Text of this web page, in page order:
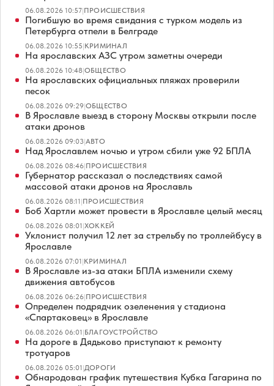
06.08.2026 10:57|ПРОИСШЕСТВИЯ
Погибшую во время свидания с турком модель из
Петербурга отпели в Белграде
06.08.2026 10:55|КРИМИНАЛ
На ярославских АЗС утром заметны очереди
06.08.2026 10:48|ОБЩЕСТВО
На ярославских официальных пляжах проверили
песок
06.08.2026 09:29|ОБЩЕСТВО
В Ярославле выезд в сторону Москвы открыли после
атаки дронов
06.08.2026 09:03|АВТО
Над Ярославлем ночью и утром сбили уже 92 БПЛА
06.08.2026 08:46|ПРОИСШЕСТВИЯ
Губернатор рассказал о последствиях самой
массовой атаки дронов на Ярославль
06.08.2026 08:11|ПРОИСШЕСТВИЯ
Боб Хартли может провести в Ярославле целый месяц
06.08.2026 08:01|ХОККЕЙ
Уклонист получил 12 лет за стрельбу по троллейбусу в
Ярославле
06.08.2026 07:01|КРИМИНАЛ
В Ярославле из-за атаки БПЛА изменили схему
движения автобусов
06.08.2026 06:26|ПРОИСШЕСТВИЯ
Определен подрядчик озеленения у стадиона
«Спартаковец» в Ярославле
06.08.2026 06:01|БЛАГОУСТРОЙСТВО
На дороге в Дядьково приступают к ремонту
тротуаров
06.08.2026 05:01|ДОРОГИ
Обнародован график путешествия Кубка Гагарина по